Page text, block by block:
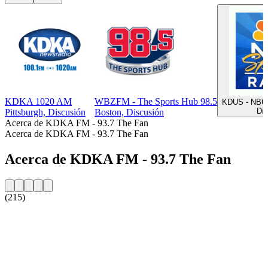
KDKA 1020 AM
Pittsburgh, Discusión
WBZFM - The Sports Hub 98.5
Boston, Discusión
KDUS -
Acerca de KDKA FM - 93.7 The Fan
Acerca de KDKA FM - 93.7 The Fan
Acerca de KDKA FM - 93.7 The Fan
(215)